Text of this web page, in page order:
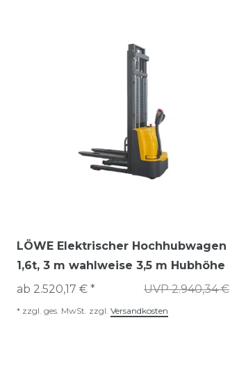
LÖWE Elektrischer Hochhubwagen
1,6t, 3 m wahlweise 3,5 m Hubhöhe
UVP 2.940,34 €
ab 2.520,17 € *
* zzgl. ges. MwSt. zzgl. Versandkosten